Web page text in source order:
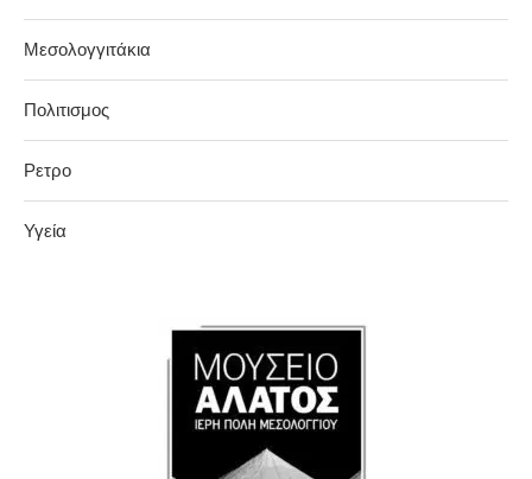
Μεσολογγιτάκια
Πολιτισμος
Ρετρο
Υγεία